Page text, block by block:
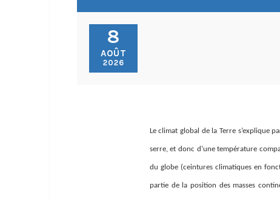
8
AOÛT
2026
Le climat global de la Terre s’explique
serre, et donc d’une température
du globe (ceintures climatiques en
partie de la position des masses